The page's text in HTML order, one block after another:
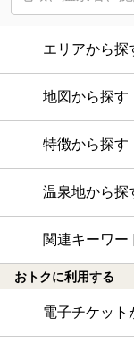
エリアから探
地図から探す
特徴から探す
温泉地から探
関連キーワー
おトクに利用する
電子チケット